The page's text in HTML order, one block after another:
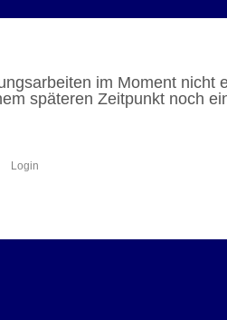
im Moment nicht
späteren Zeitpunkt noch
Login